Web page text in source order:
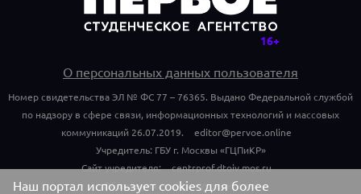
О персональных данных пользователя
Номер свидетельства ЭЛ № ФС 77 – 76365. Выдано Федеральной службой
по надзору в сфере связи, информационных технологий и массовых
коммуникаций 26.07.2019.
editor@pervoe.online
Учредитель: ГБУ г. Москвы «ГЦПиКР»
Сайт учредителя:
centrprof.dtoiv.mos.ru
Обращения граждан учредителю:
Наш портал использует cookies для более